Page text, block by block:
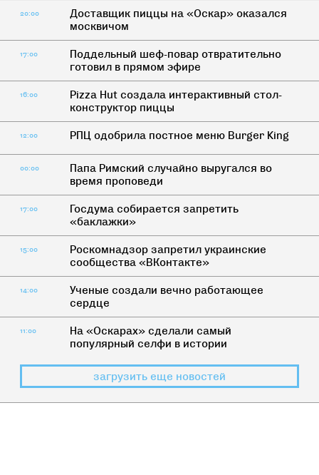
20:00
Доставщик пиццы на «Оскар» оказался
москвичом
17:00
Поддельный шеф-повар отвратительно
готовил в прямом эфире
16:00
Pizza Hut создала интерактивный стол-
конструктор пиццы
12:00 РПЦ одобрила постное меню Burger King
00:00
Папа Римский случайно выругался во
время проповеди
17:00
Госдума собирается запретить
«баклажки»
15:00
Роскомнадзор запретил украинские
сообщества «ВКонтакте»
14:00
Ученые создали вечно работающее
сердце
11:00
На «Оскарах» сделали самый
популярный селфи в истории
загрузить еще новостей